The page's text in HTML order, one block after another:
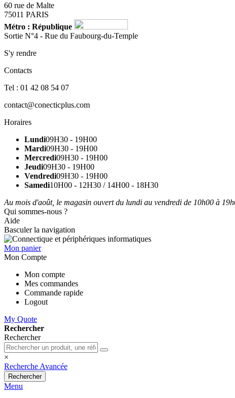
60 rue de Malte
75011 PARIS
Métro : République
Sortie N°4 - Rue du Faubourg-du-Temple
S'y rendre
Contacts
Tel : 01 42 08 54 07
contact@conecticplus.com
Horaires
Lundi09H30 - 19H00
Mardi09H30 - 19H00
Mercredi09H30 - 19H00
Jeudi09H30 - 19H00
Vendredi09H30 - 19H00
Samedi10H00 - 12H30 / 14H00 - 18H30
Au mois d'août, le magasin ouvert du lundi au vendredi de 10h00 à
Qui sommes-nous ?
Aide
Basculer la navigation
Mon panier
Mon Compte
Mon compte
Mes commandes
Commande rapide
Logout
My Quote
Rechercher
Rechercher
×
Recherche Avancée
Rechercher
Menu